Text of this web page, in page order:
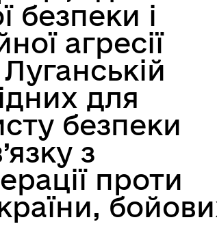
Мапа контактів фахівців
супроводу ветеранів
безпеки і
агресії
для
безпеки
з
проти